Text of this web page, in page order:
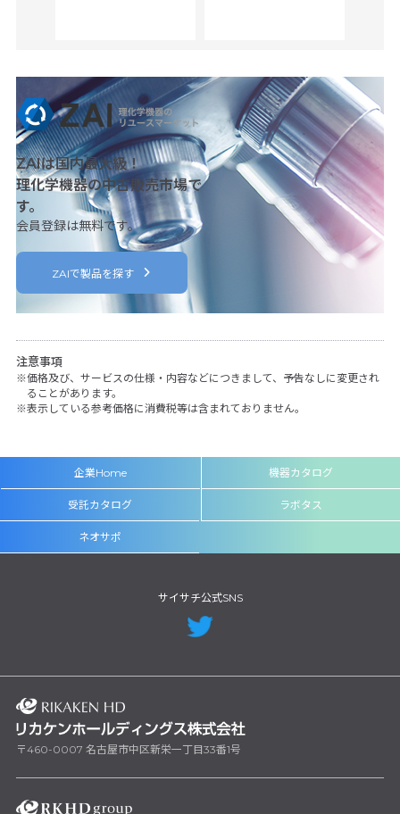
ZAIは国内最大級！
理化学機器の中古販売市場で
す。
会員登録は無料です。
ZAIで製品を探す
注意事項
価格及び、サービスの仕様・内容などにつきまして、予告なしに変更され
ることがあります。
表示している参考価格に消費税等は含まれておりません。
企業Home 機器カタログ
受託カタログ ラボタス
ネオサポ
サイサチ公式SNS
〒460-0007 名古屋市中区新栄一丁目33番1号